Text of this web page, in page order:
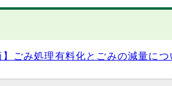
】ごみ処理有料化とごみの減量につ